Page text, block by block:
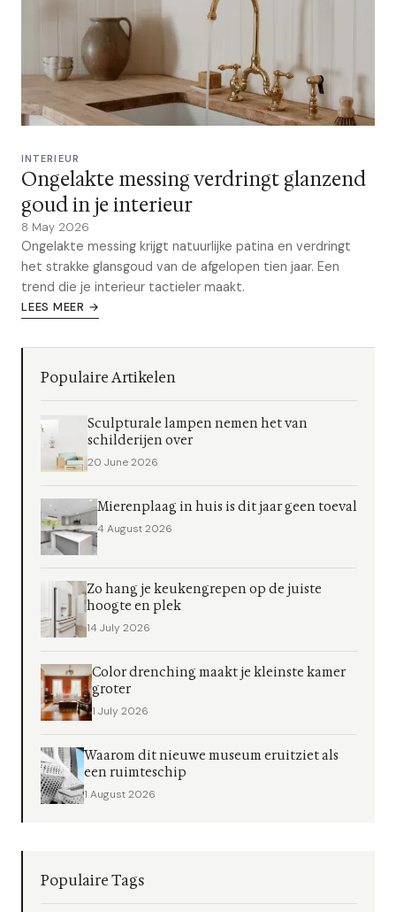
INTERIEUR
Ongelakte messing verdringt glanzend
goud in je interieur
8 May 2026
Ongelakte messing krijgt natuurlijke patina en verdringt
het strakke glansgoud van de afgelopen tien jaar. Een
trend die je interieur tactieler maakt.
LEES MEER →
Populaire Artikelen
Sculpturale lampen nemen het van
schilderijen over
20 June 2026
Mierenplaag in huis is dit jaar geen toeval
4 August 2026
Zo hang je keukengrepen op de juiste
hoogte en plek
14 July 2026
Color drenching maakt je kleinste kamer
groter
1 July 2026
Waarom dit nieuwe museum eruitziet als
een ruimteschip
1 August 2026
Populaire Tags